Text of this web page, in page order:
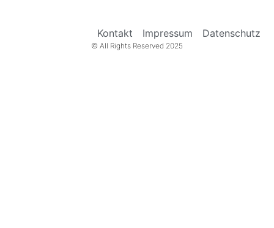
Kontakt Impressum Datenschutz
© All Rights Reserved 2025